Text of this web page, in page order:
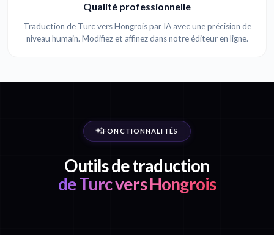
Qualité professionnelle
Traduction de Turc vers Hongrois par IA avec une précision de
niveau humain. Modifiez et affinez dans notre éditeur en ligne.
FONCTIONNALITÉS
Outils de traduction
de Turc vers Hongrois